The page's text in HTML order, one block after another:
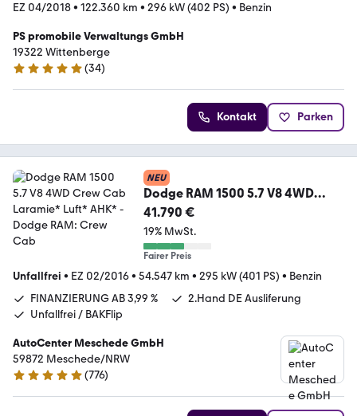
EZ 04/2018• 122.360 km • 296 kW (402 PS) • Benzin
PS promobile Verwaltungs GmbH
19322 Wittenberge
4.8 Sterne
(34)
Kontakt Parken
NEU
Dodge RAM 1500 5.7 V8 4WD
Crew Cab Laramie* Luft* AHK*
41.790 €
19% MwSt.
Fairer Preis
Unfallfrei • EZ 02/2016• 54.547 km • 295 kW (401 PS) • Benzin
FINANZIERUNG AB 3,99 %
2.Hand DE Ausliferung
Unfallfrei / BAKFlip
AutoCenter Meschede GmbH
59872 Meschede/NRW
4.8 Sterne
(776)